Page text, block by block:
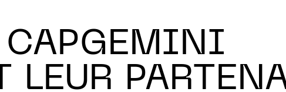
LEUR